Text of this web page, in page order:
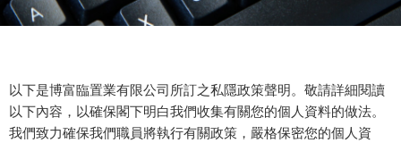
以下是博富臨置業有限公司所訂之私隱政策聲明。敬請詳細閱讀
以下內容，以確保閣下明白我們收集有關您的個人資料的做法。
我們致力確保我們職員將執行有關政策，嚴格保密您的個人資